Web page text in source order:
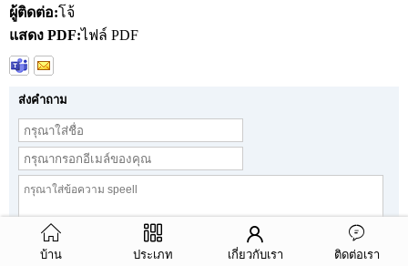
ผู้ติดต่อ:โจ้
แสดง PDF:ไฟล์ PDF
ส่งคำถาม
บ้าน ประเภท เกี่ยวกับเรา ติดต่อเรา